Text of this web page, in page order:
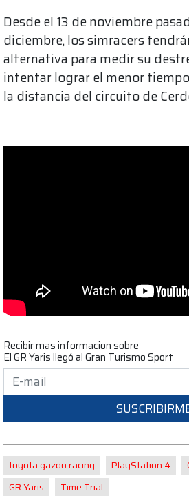
Desde el 13 de noviembre
diciembre, los simracers
alternativa para medir su
intentar lograr el menor
la distancia del circuito de
Recibir mas informacion sobre
El GR Yaris llegó al Gran Turismo Sport
toyota gazoo racing PlayStation 4
GR Yaris
Time Trial